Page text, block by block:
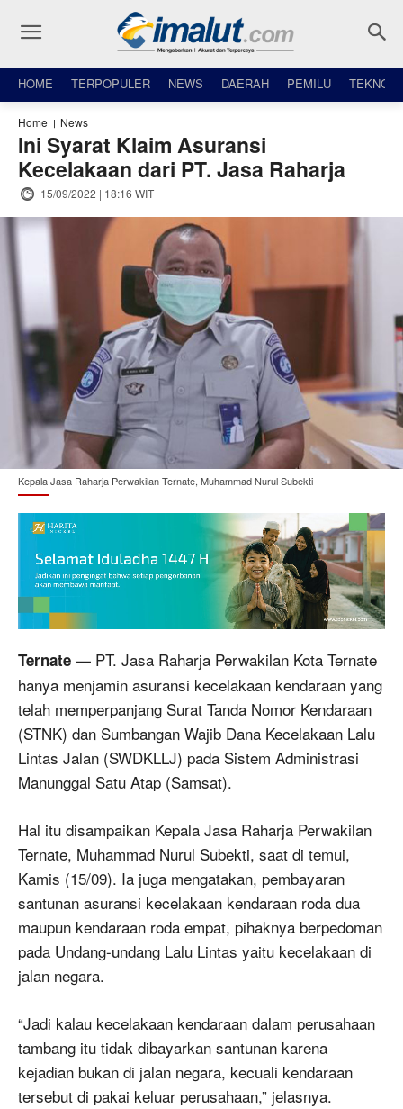
HOME TERPOPULER NEWS DAERAH PEMILU TEKNO
Home News
Ini Syarat Klaim Asuransi
Kecelakaan dari PT. Jasa Raharja
15/09/2022 | 18:16 WIT
Kepala Jasa Raharja Perwakilan Ternate, Muhammad Nurul Subekti
Ternate — PT. Jasa Raharja Perwakilan Kota Ternate
hanya menjamin asuransi kecelakaan kendaraan yang
telah memperpanjang Surat Tanda Nomor Kendaraan
(STNK) dan Sumbangan Wajib Dana Kecelakaan Lalu
Lintas Jalan (SWDKLLJ) pada Sistem Administrasi
Manunggal Satu Atap (Samsat).
Hal itu disampaikan Kepala Jasa Raharja Perwakilan
Ternate, Muhammad Nurul Subekti, saat di temui,
Kamis (15/09). Ia juga mengatakan, pembayaran
santunan asuransi kecelakaan kendaraan roda dua
maupun kendaraan roda empat, pihaknya berpedoman
pada Undang-undang Lalu Lintas yaitu kecelakaan di
jalan negara.
“Jadi kalau kecelakaan kendaraan dalam perusahaan
tambang itu tidak dibayarkan santunan karena
kejadian bukan di jalan negara, kecuali kendaraan
tersebut di pakai keluar perusahaan,” jelasnya.